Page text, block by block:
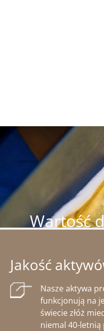
Obraz
Wartość
Jakość
Nasze aktywa
funkcjonują na
świecie złóż
niemal 40-letnią